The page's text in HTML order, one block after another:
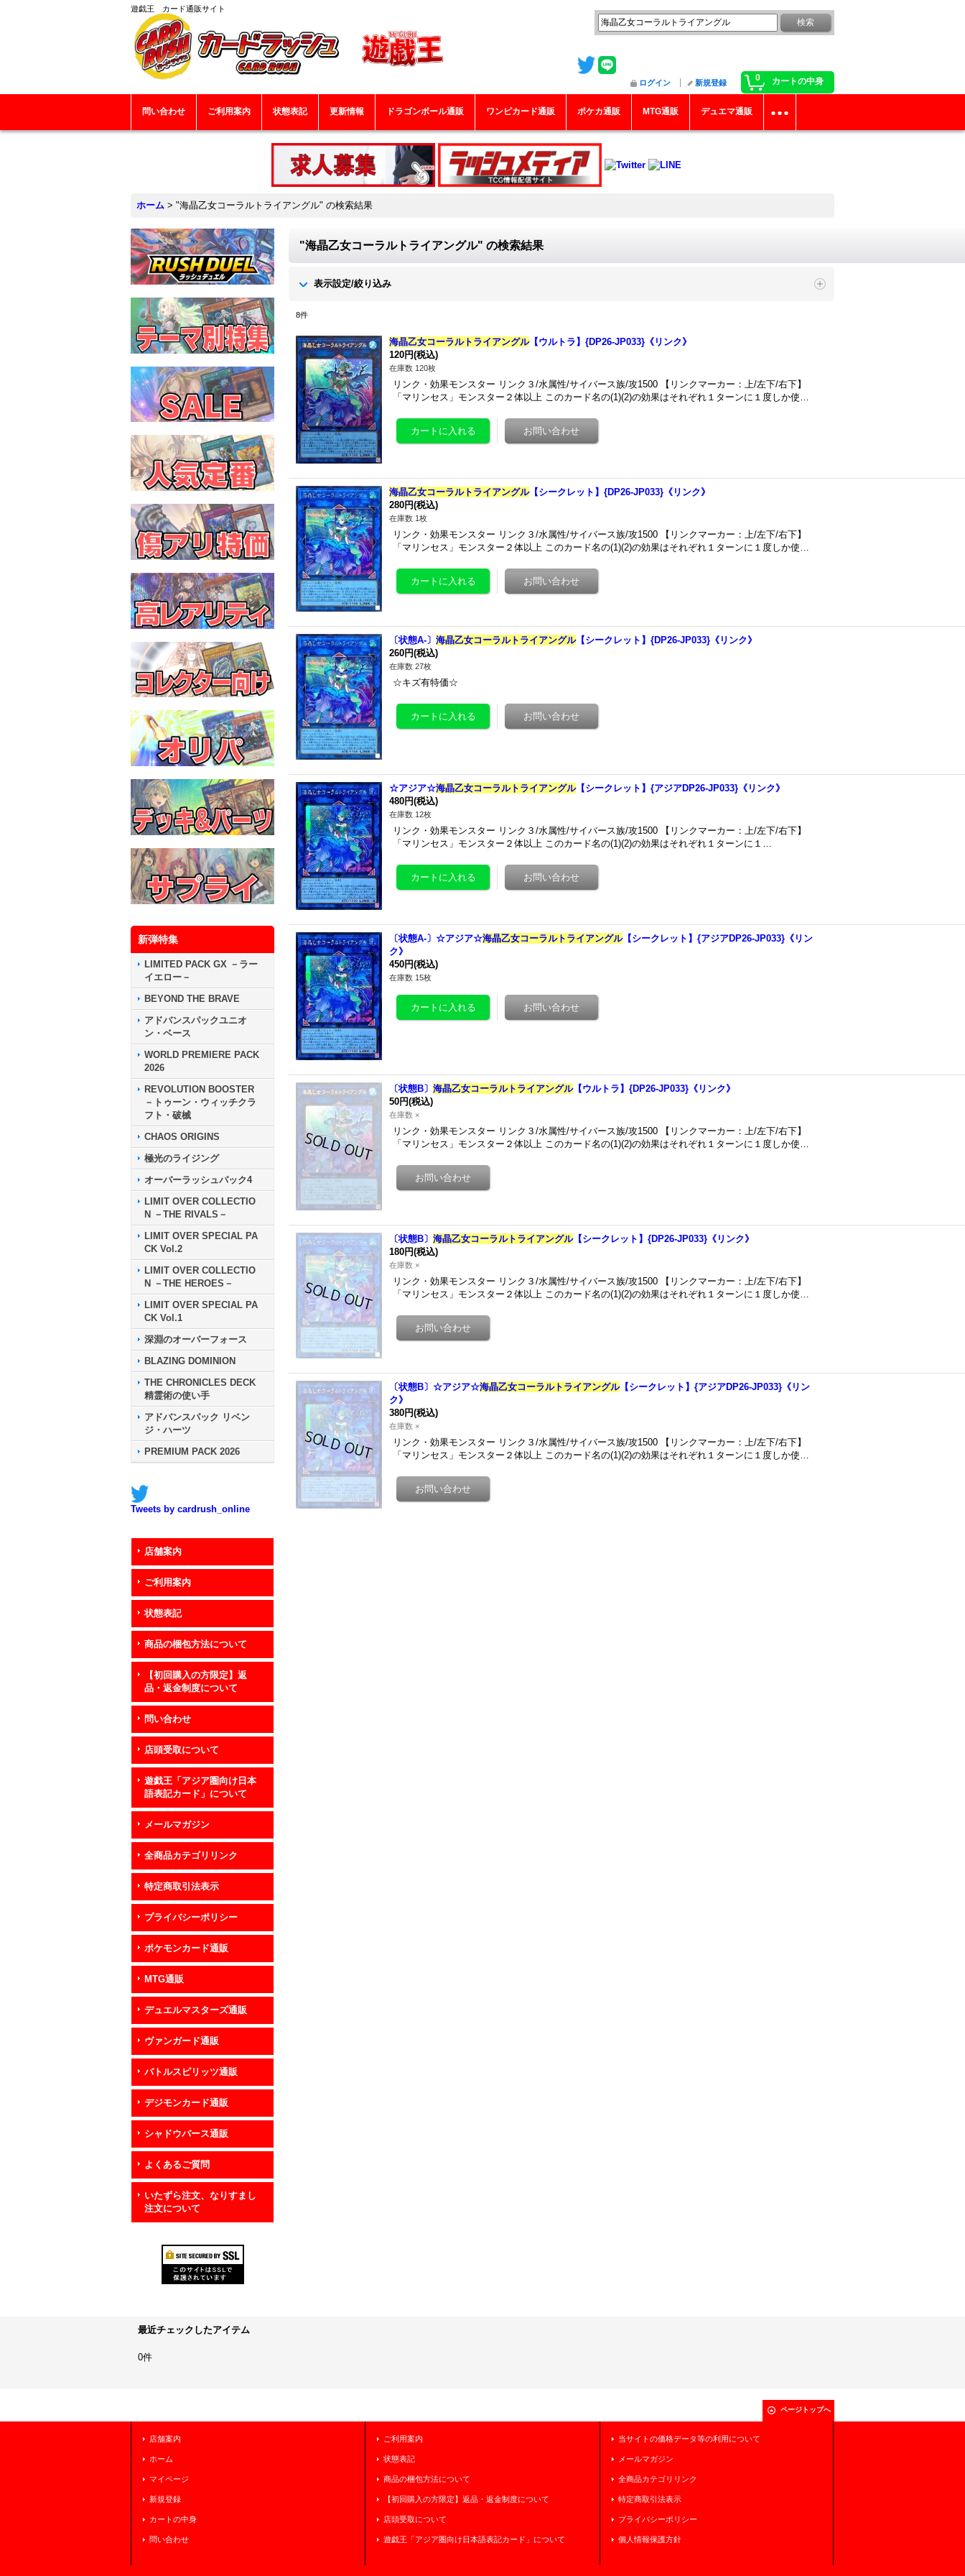
遊戯王 カード通販サイト
0 カートの中身
ログイン 新規登録
問い合わせ ご利用案内 状態表記 更新情報 ドラゴンボール通販 ワンピカード通販 ポケカ通販 MTG通販 デュエマ通販
ホーム > "海晶乙女コーラルトライアングル" の検索結果
新弾特集
LIMITED PACK GX －ラー
イエロー－
BEYOND THE BRAVE
アドバンスパックユニオ
ン・ベース
WORLD PREMIERE PACK
2026
REVOLUTION BOOSTER
－トゥーン・ウィッチクラ
フト・破械
CHAOS ORIGINS
極光のライジング
オーバーラッシュパック4
LIMIT OVER COLLECTIO
N －THE RIVALS－
LIMIT OVER SPECIAL PA
CK Vol.2
LIMIT OVER COLLECTIO
N －THE HEROES－
LIMIT OVER SPECIAL PA
CK Vol.1
深淵のオーバーフォース
BLAZING DOMINION
THE CHRONICLES DECK
精霊術の使い手
アドバンスパック リベン
ジ・ハーツ
PREMIUM PACK 2026
Tweets by cardrush_online
店舗案内
ご利用案内
状態表記
商品の梱包方法について
【初回購入の方限定】返
品・返金制度について
問い合わせ
店頭受取について
遊戯王「アジア圏向け日本
語表記カード」について
メールマガジン
全商品カテゴリリンク
特定商取引法表示
プライバシーポリシー
ポケモンカード通販
MTG通販
デュエルマスターズ通販
ヴァンガード通販
バトルスピリッツ通販
デジモンカード通販
シャドウバース通販
よくあるご質問
いたずら注文、なりすまし
注文について
"海晶乙女コーラルトライアングル" の検索結果
表示設定/絞り込み
8件
海晶乙女コーラルトライアングル【ウルトラ】{DP26-JP033}《リンク》
120円(税込)
在庫数 120枚
リンク・効果モンスター リンク３/水属性/サイバース族/攻1500 【リンクマーカー：上/左下/右下】
「マリンセス」モンスター２体以上 このカード名の(1)(2)の効果はそれぞれ１ターンに１度しか使…
海晶乙女コーラルトライアングル【シークレット】{DP26-JP033}《リンク》
280円(税込)
在庫数 1枚
リンク・効果モンスター リンク３/水属性/サイバース族/攻1500 【リンクマーカー：上/左下/右下】
「マリンセス」モンスター２体以上 このカード名の(1)(2)の効果はそれぞれ１ターンに１度しか使…
〔状態A-〕 海晶乙女コーラルトライアングル【シークレット】{DP26-JP033}《リンク》
260円(税込)
在庫数 27枚
☆キズ有特価☆
☆アジア☆海晶乙女コーラルトライアングル【シークレット】{アジアDP26-JP033}《リンク》
480円(税込)
在庫数 12枚
リンク・効果モンスター リンク３/水属性/サイバース族/攻1500 【リンクマーカー：上/左下/右下】
「マリンセス」モンスター２体以上 このカード名の(1)(2)の効果はそれぞれ１ターンに１…
〔状態A-〕☆アジア☆海晶乙女コーラルトライアングル【シークレット】{アジアDP26-JP033}《リン
ク》
450円(税込)
在庫数 15枚
〔状態B〕 海晶乙女コーラルトライアングル【ウルトラ】{DP26-JP033}《リンク》
50円(税込)
在庫数 ×
リンク・効果モンスター リンク３/水属性/サイバース族/攻1500 【リンクマーカー：上/左下/右下】
「マリンセス」モンスター２体以上 このカード名の(1)(2)の効果はそれぞれ１ターンに１度しか使…
〔状態B〕 海晶乙女コーラルトライアングル【シークレット】{DP26-JP033}《リンク》
180円(税込)
在庫数 ×
リンク・効果モンスター リンク３/水属性/サイバース族/攻1500 【リンクマーカー：上/左下/右下】
「マリンセス」モンスター２体以上 このカード名の(1)(2)の効果はそれぞれ１ターンに１度しか使…
〔状態B〕☆アジア☆海晶乙女コーラルトライアングル【シークレット】{アジアDP26-JP033}《リン
ク》
380円(税込)
在庫数 ×
リンク・効果モンスター リンク３/水属性/サイバース族/攻1500 【リンクマーカー：上/左下/右下】
「マリンセス」モンスター２体以上 このカード名の(1)(2)の効果はそれぞれ１ターンに１度しか使…
最近チェックしたアイテム
0件
ページトップへ
店舗案内
ホーム
マイページ
新規登録
カートの中身
問い合わせ
ご利用案内
状態表記
商品の梱包方法について
【初回購入の方限定】返品・返金制度について
店頭受取について
遊戯王「アジア圏向け日本語表記カード」について
当サイトの価格データ等の利用について
メールマガジン
全商品カテゴリリンク
特定商取引法表示
プライバシーポリシー
個人情報保護方針